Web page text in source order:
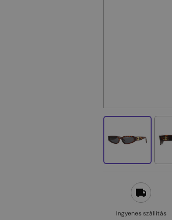
Ingyenes szállítás